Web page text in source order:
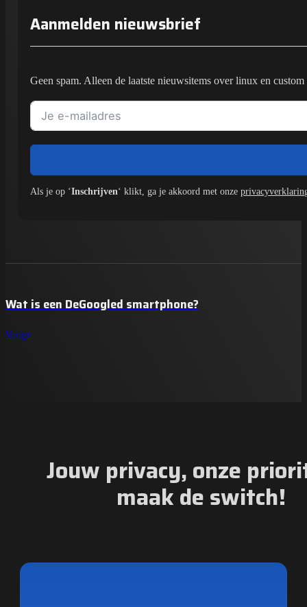
Aanmelden nieuwsbrief
Geen spam. Alleen de laatste nieuwsitems over linux en
Als je op ‘Inschrijven‘ klikt, ga je akkoord met onze
Vorige
Wat is een DeGoogled smartphone?
Jouw privacy, onze
maak de switch!